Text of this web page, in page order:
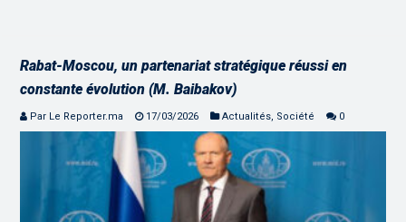
Rabat-Moscou, un partenariat stratégique réussi en
constante évolution (M. Baibakov)
Par Le Reporter.ma 17/03/2026 Actualités, Société 0